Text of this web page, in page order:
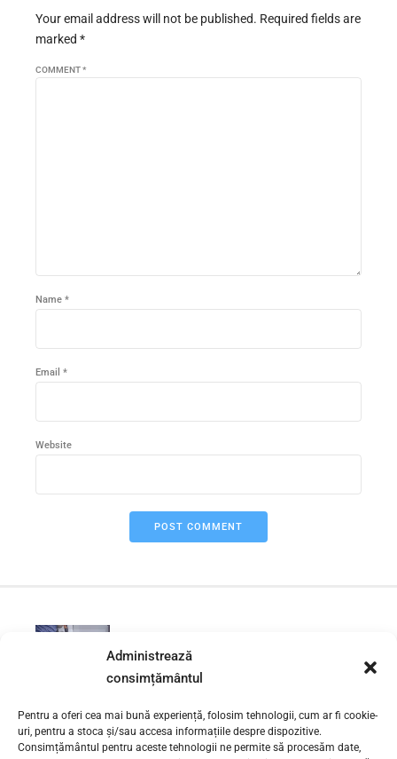
Administrează
consimțământul
Pentru a oferi cea mai bună experiență, folosim tehnologii, cum ar fi cookie-
uri, pentru a stoca și/sau accesa informațiile despre dispozitive.
Consimțământul pentru aceste tehnologii ne permite să procesăm date,
Your email address will not be published. Required fields are
marked *
COMMENT*
Name *
Email *
Website
POST COMMENT
Desfundare wc zona Berceni –
Sector 4 | 0730 111 131
NEXT
Desfundare wc zona Oltenitei –